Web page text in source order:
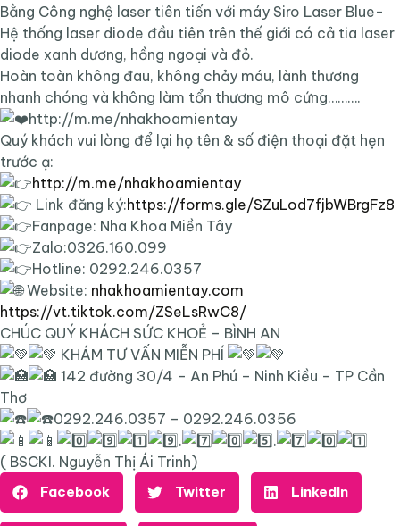
Bằng Công nghệ laser tiên tiến với máy Siro Laser Blue-
Hệ thống laser diode đầu tiên trên thế giới có cả tia laser
diode xanh dương, hồng ngoại và đỏ.
Hoàn toàn không đau, không chảy máu, lành thương
nhanh chóng và không làm tổn thương mô cứng……….
http://m.me/nhakhoamientay
Quý khách vui lòng để lại họ tên & số điện thoại đặt hẹn
trước ạ:
http://m.me/nhakhoamientay
Link đăng ký:https://forms.gle/SZuLod7fjbWBrgFz8
Fanpage: Nha Khoa Miền Tây
Zalo:0326.160.099
Hotline: 0292.246.0357
Website: nhakhoamientay.com
https://vt.tiktok.com/ZSeLsRwC8/
CHÚC QUÝ KHÁCH SỨC KHOẺ – BÌNH AN
KHÁM TƯ VẤN MIỄN PHÍ
142 đường 30/4 – An Phú – Ninh Kiều – TP Cần
Thơ
0292.246.0357 – 0292.246.0356
.
.
( BSCKI. Nguyễn Thị Ái Trinh)
Facebook Twitter LinkedIn